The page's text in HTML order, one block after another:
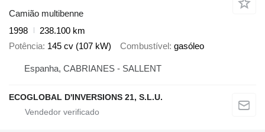
Camião multibenne
1998
238.100 km
Potência 145 cv (107 kW) Combustível gasóleo
Espanha, CABRIANES - SALLENT
ECOGLOBAL D'INVERSIONS 21, S.L.U.